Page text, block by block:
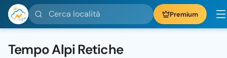
Cerca località Premium
Tempo Alpi Retiche